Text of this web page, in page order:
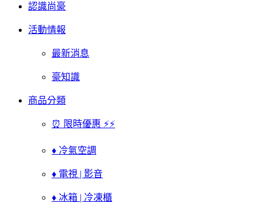
認識尚豪
活動情報
最新消息
豪知識
商品分類
⏰ 限時優惠 ⚡⚡
♦ 冷氣空調
♦ 電視 | 影音
♦ 冰箱 | 冷凍櫃